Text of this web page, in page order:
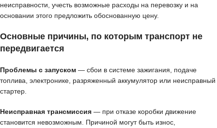
неисправности, учесть возможные расходы на перевозку и на
основании этого предложить обоснованную цену.
Основные причины, по которым транспорт не
передвигается
Проблемы с запуском — сбои в системе зажигания, подаче
топлива, электронике, разряженный аккумулятор или неисправный
стартер.
Неисправная трансмиссия — при отказе коробки движение
становится невозможным. Причиной могут быть износ,